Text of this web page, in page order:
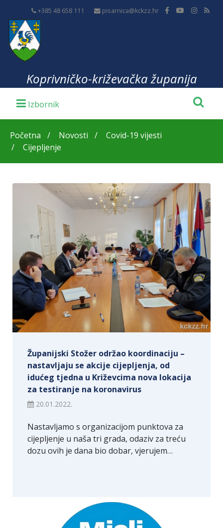
+385 48 658 111 pisarnica@kckzz.hr
Koprivničko-križevačka županija
Početna Novosti
Covid-19 vijesti
Cijepljenje
Županijski Stožer održao koordinaciju –
nastavljaju se akcije cijepljenja, od
idućeg tjedna u Križevcima nova lokacija
za testiranje na koronavirus
20.01.2022.
Nastavljamo s organizacijom punktova za
cijepljenje u naša tri grada, odaziv za treću
dozu ovih je dana bio dobar, vjerujem…